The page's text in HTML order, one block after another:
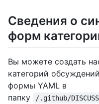
Сведения о
форм
Вы можете создать
категорий
формы YAML в
папку
/.github/